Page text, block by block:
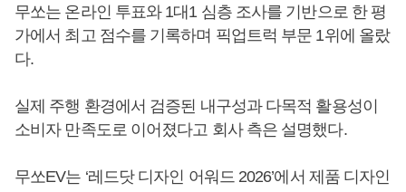
무쏘는 온라인 투표와 1대1 심층 조사를 기반으로 한 평
가에서 최고 점수를 기록하며 픽업트럭 부문 1위에 올랐
다.
실제 주행 환경에서 검증된 내구성과 다목적 활용성이
소비자 만족도로 이어졌다고 회사 측은 설명했다.
무쏘EV는 ‘레드닷 디자인 어워드 2026’에서 제품 디자인